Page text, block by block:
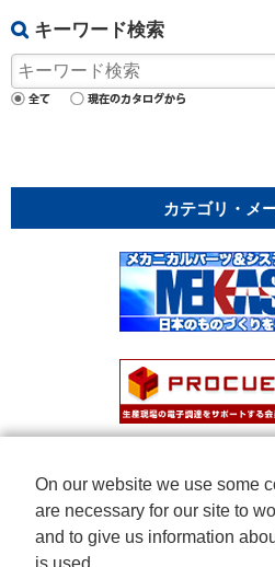
キーワード検索
カテゴリ・メ
On our website we use some
are necessary for our site to
and to give us information